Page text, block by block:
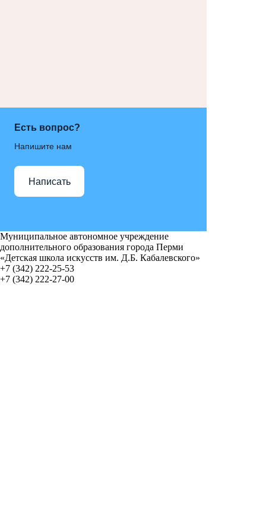
Есть вопрос?
Напишите нам
Написать
Муниципальное автономное учреждение
дополнительного образования города Перми
«Детская школа искусств им. Д.Б. Кабалевского»
+7 (342) 222-25-53
+7 (342) 222-27-00